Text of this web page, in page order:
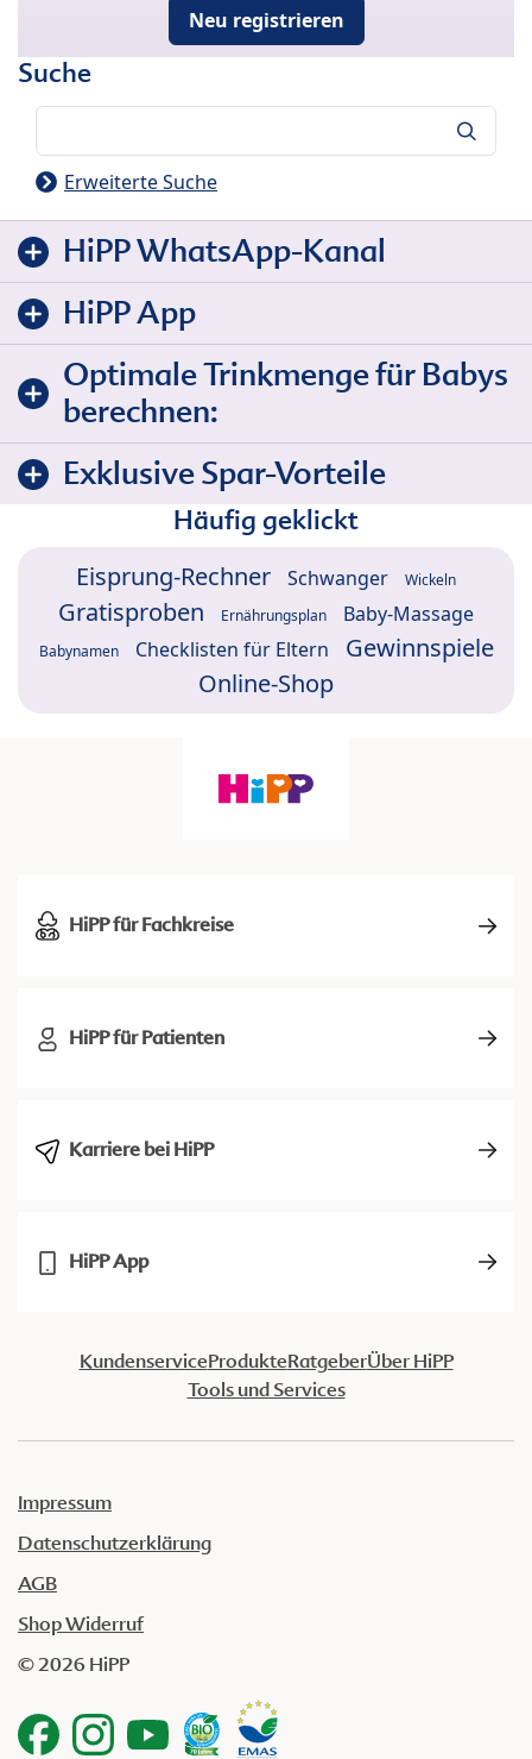
Neu registrieren
Suche
Erweiterte Suche
HiPP WhatsApp-Kanal
HiPP App
Optimale Trinkmenge für Babys
berechnen:
Exklusive Spar-Vorteile
Häufig geklickt
Eisprung-Rechner Schwanger Wickeln
Gratisproben Ernährungsplan Baby-Massage
Babynamen Checklisten für Eltern
Gewinnspiele
Online-Shop
HiPP für Fachkreise
HiPP für Patienten
Karriere bei HiPP
HiPP App
KundenserviceProdukteRatgeberÜber HiPP
Tools und Services
Impressum
Datenschutzerklärung
AGB
Shop Widerruf
© 2026 HiPP